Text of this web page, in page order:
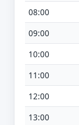
08:00
09:00
10:00
11:00
12:00
13:00